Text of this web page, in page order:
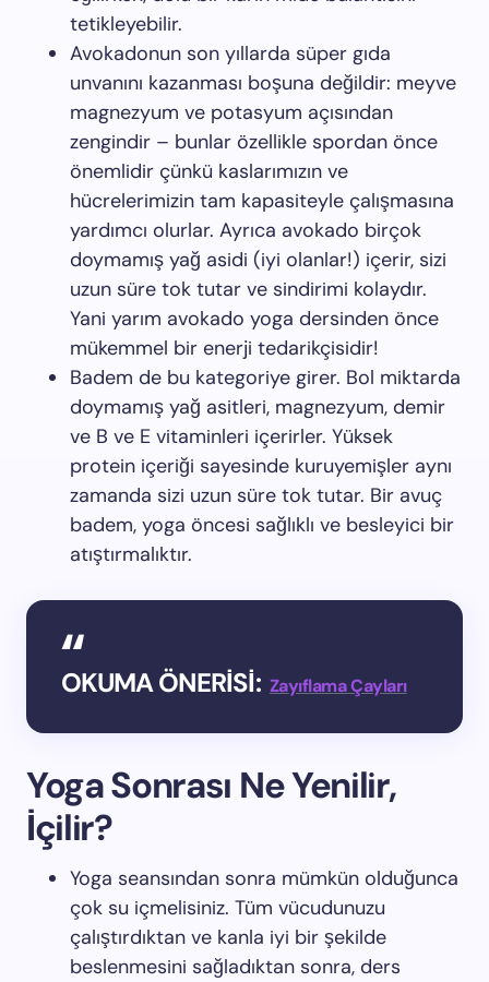
tetikleyebilir.
Avokadonun son yıllarda süper gıda
unvanını kazanması boşuna değildir: meyve
magnezyum ve potasyum açısından
zengindir – bunlar özellikle spordan önce
önemlidir çünkü kaslarımızın ve
hücrelerimizin tam kapasiteyle çalışmasına
yardımcı olurlar. Ayrıca avokado birçok
doymamış yağ asidi (iyi olanlar!) içerir, sizi
uzun süre tok tutar ve sindirimi kolaydır.
Yani yarım avokado yoga dersinden önce
mükemmel bir enerji tedarikçisidir!
Badem de bu kategoriye girer. Bol miktarda
doymamış yağ asitleri, magnezyum, demir
ve B ve E vitaminleri içerirler. Yüksek
protein içeriği sayesinde kuruyemişler aynı
zamanda sizi uzun süre tok tutar. Bir avuç
badem, yoga öncesi sağlıklı ve besleyici bir
atıştırmalıktır.
OKUMA ÖNERİSİ: Zayıflama Çayları
Yoga Sonrası Ne Yenilir,
İçilir?
Yoga seansından sonra mümkün olduğunca
çok su içmelisiniz. Tüm vücudunuzu
çalıştırdıktan ve kanla iyi bir şekilde
beslenmesini sağladıktan sonra, ders